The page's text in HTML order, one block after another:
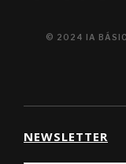
© 2024 IA
NEWSLETTER